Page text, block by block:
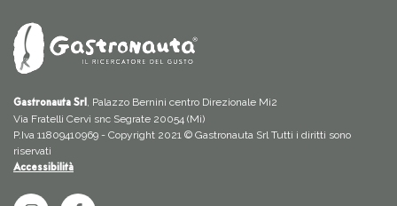
Gastronauta Srl, Palazzo Bernini centro Direzionale Mi2
Via Fratelli Cervi snc Segrate 20054 (Mi)
P.Iva 11809410969 - Copyright 2021 © Gastronauta Srl Tutti i diritti sono
riservati
Accessibilità